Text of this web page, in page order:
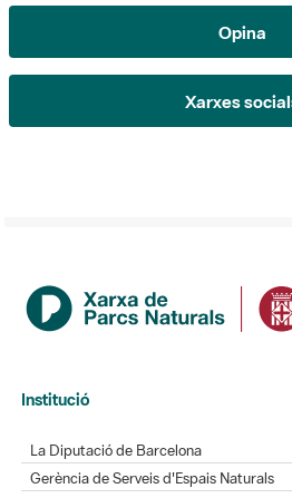
Xarxes socials
Institució
Gerència de Serveis d'Espais Naturals
Actualitat